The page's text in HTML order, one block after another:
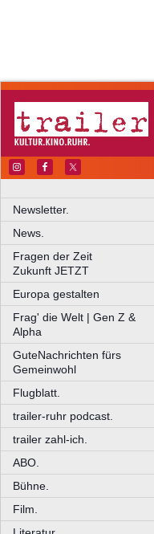
Newsletter.
News.
Fragen der Zeit
Zukunft JETZT
Europa gestalten
Frag' die Welt | Gen Z &
Alpha
GuteNachrichten fürs
Gemeinwohl
Flugblatt.
trailer-ruhr podcast.
trailer zahl-ich.
ABO.
Bühne.
Film.